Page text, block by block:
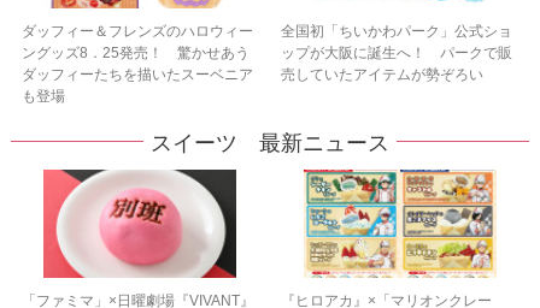
ダッフィー＆フレンズのハロウィー
ングッズ8．25発売！ 驚かせあう
ダッフィーたちを描いたスーベニア
も登場
全国初「ちいかわパーク」公式ショ
ップが大阪に誕生へ！ パークで販
売していたアイテムが勢ぞろい
スイーツ 最新ニュース
「ファミマ」×日曜劇場『VIVANT』
『ヒロアカ』×「マリオンクレー